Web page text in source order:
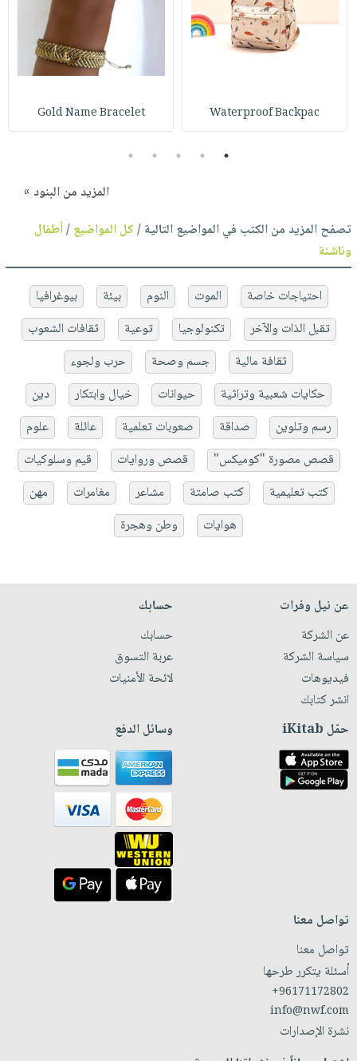
Waterproof Backpac
Gold Name Bracelet
1
2
3
4
5
المزيد من البنود »
تصفح المزيد من الكتب في المواضيع التالية /كل المواضيع/أطفال
وناشئة
احتياجات خاصة الموت النوم بيئة
بيوغرافيا
تقبل الذات والآخر
تكنولوجيا توعية
ثقافات الشعوب
ثقافة مالية
جسم وصحة
حرب ولجوء
حكايات شعبية وتراثية
حيوانات خيال وابتكار
دين
رسم وتلوين
صداقة صعوبات تعلمية عائلة
علوم
قصص مصورة "كوميكس"
قصص وروايات
قيم وسلوكيات
كتب تعليمية
كتب صامتة مشاعر مغامرات
مهن
هوايات
وطن وهجرة
عن نيل وفرات
عن الشركة
سياسة الشركة
فيديوهات
انشر كتابك
حسابك
حسابك
عربة التسوق
لائحة الأمنيات
حمّل iKitab وسائل الدفع
تواصل معنا
تواصل معنا
أسئلة يتكرر طرحها
+96171172802
info@nwf.com
نشرة الإصدارات